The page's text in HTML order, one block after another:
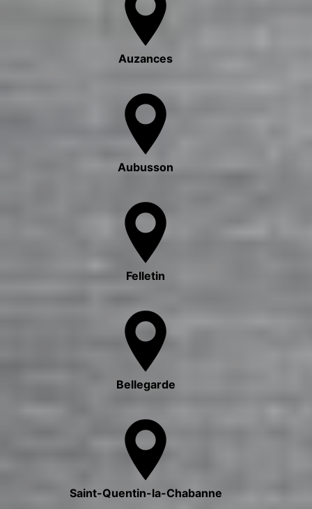
Auzances
Aubusson
Felletin
Bellegarde
Saint-Quentin-la-Chabanne